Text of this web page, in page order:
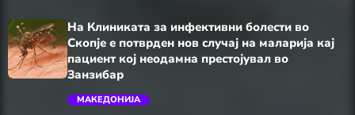
На Клиниката за инфективни болести во
Скопје е потврден нов случај на маларија кај
пациент кој неодамна престојувал во
Занзибар
МАКЕДОНИЈА